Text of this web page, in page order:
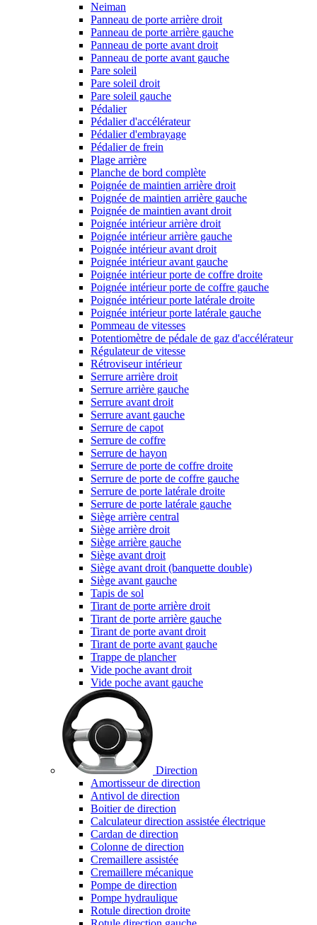
Neiman
Panneau de porte arrière droit
Panneau de porte arrière gauche
Panneau de porte avant droit
Panneau de porte avant gauche
Pare soleil
Pare soleil droit
Pare soleil gauche
Pédalier
Pédalier d'accélérateur
Pédalier d'embrayage
Pédalier de frein
Plage arrière
Planche de bord complète
Poignée de maintien arrière droit
Poignée de maintien arrière gauche
Poignée de maintien avant droit
Poignée intérieur arrière droit
Poignée intérieur arrière gauche
Poignée intérieur avant droit
Poignée intérieur avant gauche
Poignée intérieur porte de coffre droite
Poignée intérieur porte de coffre gauche
Poignée intérieur porte latérale droite
Poignée intérieur porte latérale gauche
Pommeau de vitesses
Potentiomètre de pédale de gaz d'accélérateur
Régulateur de vitesse
Rétroviseur intérieur
Serrure arrière droit
Serrure arrière gauche
Serrure avant droit
Serrure avant gauche
Serrure de capot
Serrure de coffre
Serrure de hayon
Serrure de porte de coffre droite
Serrure de porte de coffre gauche
Serrure de porte latérale droite
Serrure de porte latérale gauche
Siège arrière central
Siège arrière droit
Siège arrière gauche
Siège avant droit
Siège avant droit (banquette double)
Siège avant gauche
Tapis de sol
Tirant de porte arrière droit
Tirant de porte arrière gauche
Tirant de porte avant droit
Tirant de porte avant gauche
Trappe de plancher
Vide poche avant droit
Vide poche avant gauche
Direction
Amortisseur de direction
Antivol de direction
Boitier de direction
Calculateur direction assistée électrique
Cardan de direction
Colonne de direction
Cremaillere assistée
Cremaillere mécanique
Pompe de direction
Pompe hydraulique
Rotule direction droite